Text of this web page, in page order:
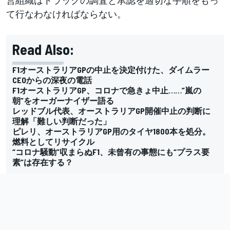
て行なわなければならない。
Read Also:
F1オーストラリアGPの中止を決定付けた、ダイムラー
CEOからの深夜の電話
F1オーストラリアGP、コロナで急きょ中止……”嵐の
朝”をオーガーナイザー語る
レッドブル代表、オーストラリアGP開催中止の判断に
理解「難しい判断だった」
ピレリ、オーストラリアGP用のタイヤ1800本を処分。
燃料としてリサイクル
“コロナ騒動”収まらぬF1、未曾有の事態にも“プラス要
素”は存在する？